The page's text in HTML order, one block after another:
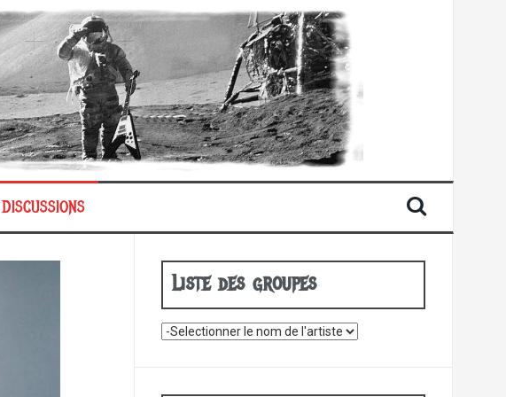
DISCUSSIONS
Liste des groupes